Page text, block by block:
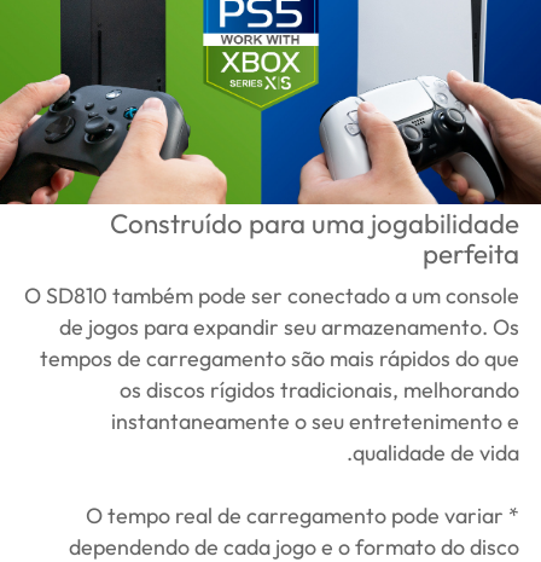
Construído para uma jogabilidade
perfeita
O SD810 também pode ser conectado a um console
de jogos para expandir seu armazenamento. Os
tempos de carregamento são mais rápidos do que
os discos rígidos tradicionais, melhorando
instantaneamente o seu entretenimento e
qualidade de vida.
* O tempo real de carregamento pode variar
dependendo de cada jogo e o formato do disco